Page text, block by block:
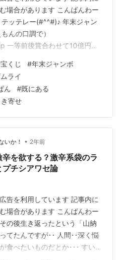
場合があります こんばんわー
ッテレー(#^^#)♪ 年末ジャン
んの口調で）
等前後賞合わせて10億円！
10です！ （どんだけひねくれ
、買ってきましたよ～ん
ついでに･･では無く･･田舎の
買いました（言い方っ･･
5人？の…
宝くじ #年末ジャンボ
ライ
ん #既にある
寄せ
いか！ • 2年前
を欲する？激辛系袋のラ
チシアワセ論
告を利用しています 記事内に
場合があります こんばんわー
の後生き返ったという「山納
てたんですが･･ 人間･･深く悩
食べたいものだとか･･･ すいま